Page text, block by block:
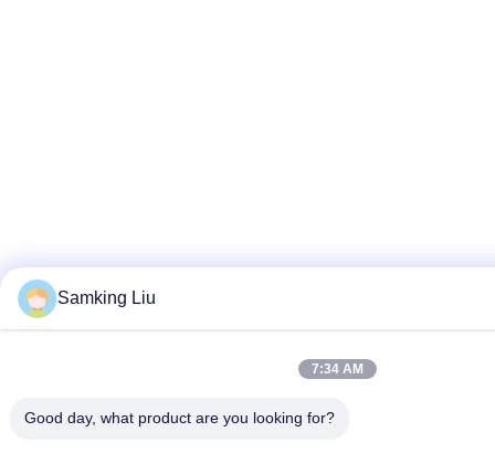
Samking Liu
7:34 AM
Good day, what product are you looking for?